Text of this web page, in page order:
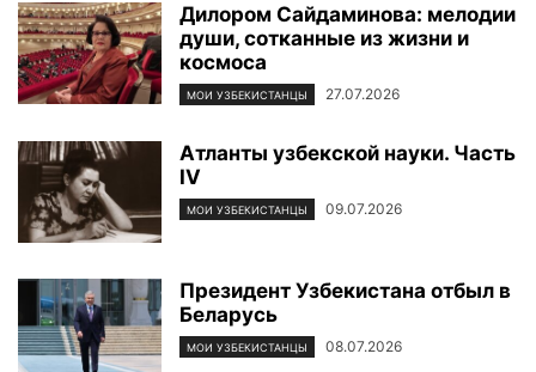
Дилором Сайдаминова: мелодии
души, сотканные из жизни и
космоса
МОИ УЗБЕКИСТАНЦЫ 27.07.2026
Атланты узбекской науки. Часть
IV
МОИ УЗБЕКИСТАНЦЫ 09.07.2026
Президент Узбекистана отбыл в
Беларусь
МОИ УЗБЕКИСТАНЦЫ 08.07.2026